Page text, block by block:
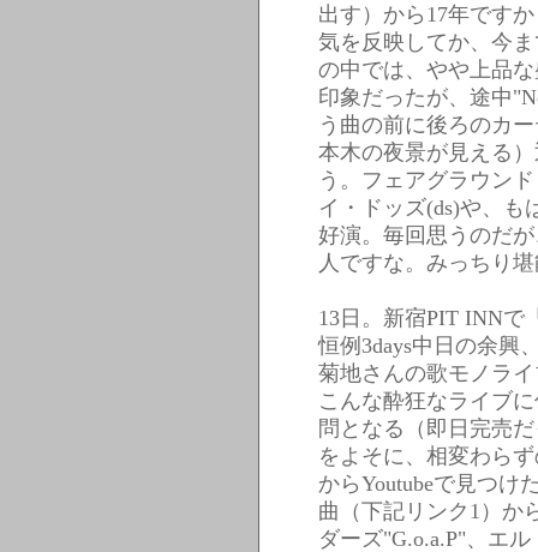
出す）から17年です
気を反映してか、今
の中では、やや上品
印象だったが、途中
う曲の前に後ろのカ
本木の夜景が見える
う。フェアグラウン
イ・ドッズ(ds)や、も
好演。毎回思うのだ
人ですな。みっちり
13日。新宿PIT INNで
恒例3days中日の余興
菊地さんの歌モノラ
こんな酔狂なライブ
問となる（即日完売
をよそに、相変わら
からYoutubeで見つけ
曲（下記リンク1）か
ダーズ"G.o.a.P"、エ